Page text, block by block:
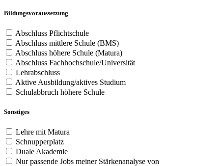
Bildungsvoraussetzung
Abschluss Pflichtschule
Abschluss mittlere Schule (BMS)
Abschluss höhere Schule (Matura)
Abschluss Fachhochschule/Universität
Lehrabschluss
Aktive Ausbildung/aktives Studium
Schulabbruch höhere Schule
Sonstiges
Lehre mit Matura
Schnupperplatz
Duale Akademie
Nur passende Jobs meiner Stärkenanalyse von